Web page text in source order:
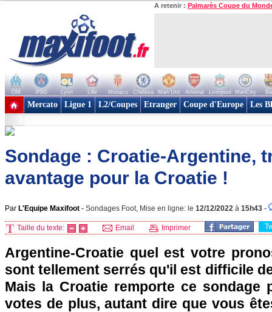
A retenir : Palmarès Coupe du
OM PSG Lyon Lille Monaco Chelsea Man Utd Arsenal Liverpool ManCity
+ de clubs
Mercato Ligue 1 L2/Coupes Etranger Coupe d'Europe Les
Sondage : Croatie-Argentine,
avantage pour la Croatie !
Par L'Equipe Maxifoot - Sondages Foot, Mise en ligne: le 12/12/2022 à 15h43 -
Taille du texte: Email Imprimer
Argentine-Croatie quel est votre
sont tellement serrés qu'il est difficile
Mais la Croatie remporte ce sondage
votes de plus, autant dire que vous